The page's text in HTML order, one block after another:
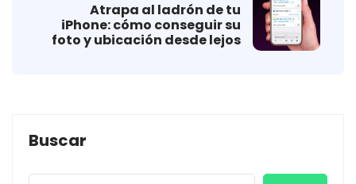
Atrapa al ladrón de tu
iPhone: cómo conseguir su
foto y ubicación desde lejos
Buscar